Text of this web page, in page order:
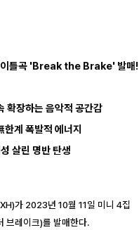
이틀곡 'Break the Brake' 발매!
확장하는 음악적 공간감
계 폭발적 에너지
살린 명반 탄생
가 2023년 10월 11일 미니 4집
레이크)를 발매한다.